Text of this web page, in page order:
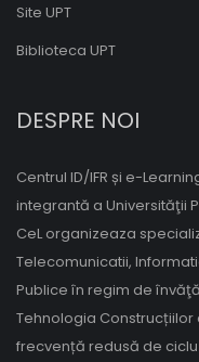
Site UPT
Biblioteca UPT
DESPRE NOI
Centrul ID/IFR și e-
integrantă a Universităţii
CeL organizeaza
Telecomunicatii,
Publice în regim de
Tehnologia
frecvență redusă de